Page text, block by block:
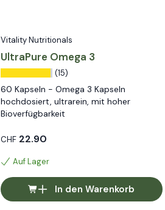
Vitality Nutritionals
UltraPure Omega 3
(15)
60 Kapseln - Omega 3 Kapseln
hochdosiert, ultrarein, mit hoher
Bioverfügbarkeit
CHF22.90
Auf Lager
In den Warenkorb